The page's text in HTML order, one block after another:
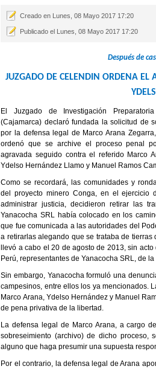
Creado en Lunes, 08 Mayo 2017 17:20
Publicado el Lunes, 08 Mayo 2017 17:20
Después de
JUZGADO DE CELENDIN ORDENA EL
El Juzgado de Investigación
(Cajamarca) declaró fundada la solicitud de
por la defensa legal de Marco Arana
ordenó que se archive el proceso penal
agravada seguido contra el referido Marco
Ydelso Hernández Llamo y Manuel Ramos
Como se recordará, las comunidades y
del proyecto minero Conga, en el ejercicio
administrar justicia, decidieron retirar las
Yanacocha SRL había colocado en los
que fue comunicada a las autoridades del
a retirarlas alegando que se trataba de
llevó a cabo el 20 de agosto de 2013, sin
Perú, representantes de Yanacocha SRL, de
Sin embargo, Yanacocha formuló una
campesinos, entre ellos los ya mencionados.
Marco Arana, Ydelso Hernández y Manuel
de pena privativa de la libertad.
La defensa legal de Marco Arana, a cargo
sobreseimiento (archivo) de dicho proceso,
alguno que haga presumir una supuesta
Por el contrario, la defensa legal de Arana